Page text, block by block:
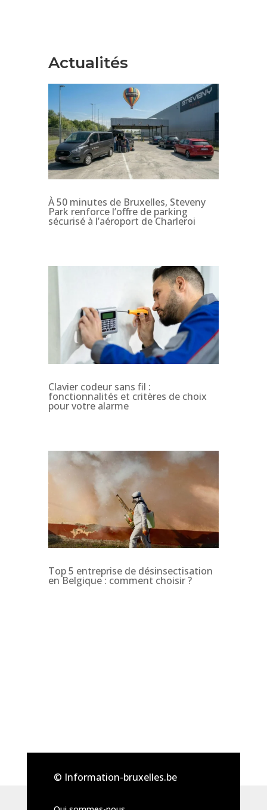
Actualités
À 50 minutes de Bruxelles, Steveny
Park renforce l’offre de parking
sécurisé à l’aéroport de Charleroi
Clavier codeur sans fil :
fonctionnalités et critères de choix
pour votre alarme
Top 5 entreprise de désinsectisation
en Belgique : comment choisir ?
© Information-bruxelles.be